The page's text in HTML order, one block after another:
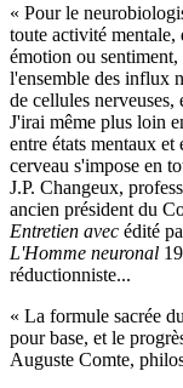
« Pour le
toute activité
émotion ou sentiment,
l'ensemble des influx
de cellules nerveuses,
J'irai même plus loin
entre états mentaux
cerveau s'impose en
J.P. Changeux,
ancien président du
Entretien avec édité
L'Homme neuronal
réductionniste...
« La formule sacrée
pour base, et le
Auguste Comte,